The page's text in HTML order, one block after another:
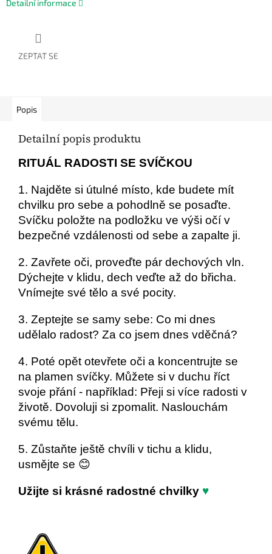
Detailní informace
ZEPTAT SE
Popis
Detailní popis produktu
RITUÁL RADOSTI SE SVÍČKOU
1. Najděte si útulné místo, kde budete mít
chvilku pro sebe a pohodlně se posaďte.
Svíčku položte na podložku ve výši očí v
bezpečné vzdálenosti od sebe a zapalte ji.
2. Zavřete oči, proveďte pár dechových vln.
Dýchejte v klidu, dech veďte až do břicha.
Vnímejte své tělo a své pocity.
3. Zeptejte se samy sebe: Co mi dnes
udělalo radost? Za co jsem dnes vděčná?
4. Poté opět otevřete oči a koncentrujte se
na plamen svíčky. Můžete si v duchu říct
svoje přání - například: Přeji si více radosti v
životě. Dovoluji si zpomalit. Naslouchám
svému tělu.
5. Zůstaňte ještě chvíli v tichu a klidu,
usmějte se 😊
Užijte si krásné radostné chvilky ♥